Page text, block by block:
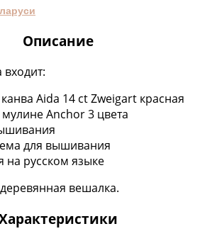
Описание
входит:
Aida 14 ct Zweigart красная
Anchor 3 цвета
для вышивания
на русском языке
вешалка.